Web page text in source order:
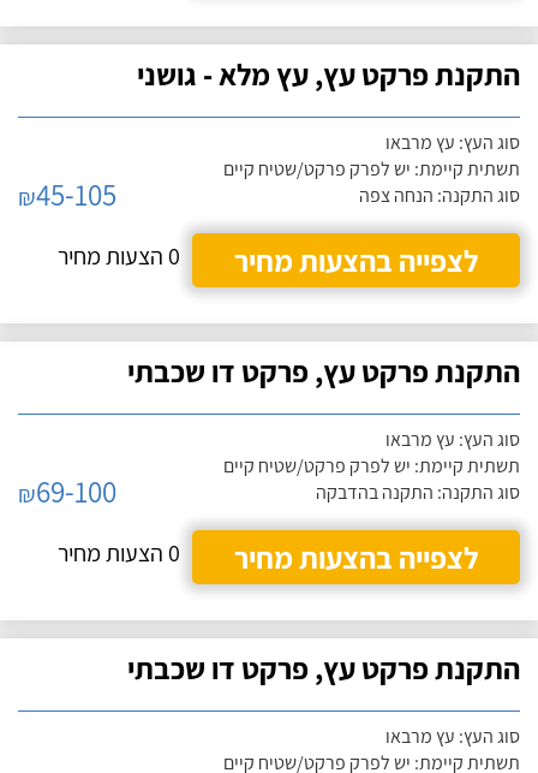
התקנת פרקט עץ, עץ מלא - גושני
סוג העץ: עץ מרבאו
תשתית קיימת: יש לפרק פרקט/שטיח קיים
סוג התקנה: הנחה צפה
₪45-105
לצפייה בהצעות מחיר
0 הצעות מחיר
התקנת פרקט עץ, פרקט דו שכבתי
סוג העץ: עץ מרבאו
תשתית קיימת: יש לפרק פרקט/שטיח קיים
סוג התקנה: התקנה בהדבקה
₪69-100
לצפייה בהצעות מחיר
0 הצעות מחיר
התקנת פרקט עץ, פרקט דו שכבתי
סוג העץ: עץ מרבאו
תשתית קיימת: יש לפרק פרקט/שטיח קיים